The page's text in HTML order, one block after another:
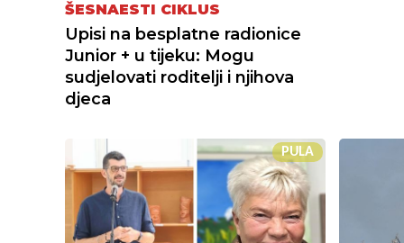
ŠESNAESTI CIKLUS
Upisi na besplatne radionice
Junior + u tijeku: Mogu
sudjelovati roditelji i njihova
djeca
PULA